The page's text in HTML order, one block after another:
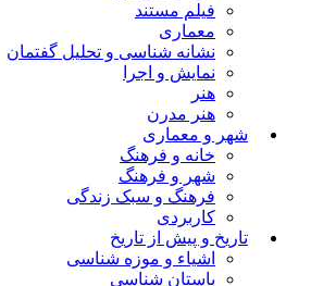
فیلم مستند
معماری
نشانه شناسی و تحلیل گفتمان
نمایش و اجرا
هنر
هنر مدرن
شهر و معماری
خانه و فرهنگ
شهر و فرهنگ
فرهنگ و سبک زندگی
کاربردی
تاریخ و پیش از تاریخ
اشیاء و موزه شناسی
باستان شناسی